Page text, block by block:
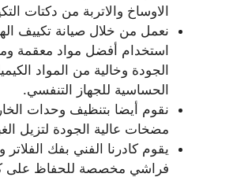
الاوساخ والاتربة من دكتات
نعمل من خلال صيانة تكييف
استخدام أفضل مواد معقمة
الجودة وخالية من المواد
الحساسية للجهاز التنفسي.
نقوم أيضا بتنظيف وحدات
مضخات عالية الجودة لتزيل
يقوم كادرنا الفني بفك الفلاتر
فراشي مخصصة للحفاظ على